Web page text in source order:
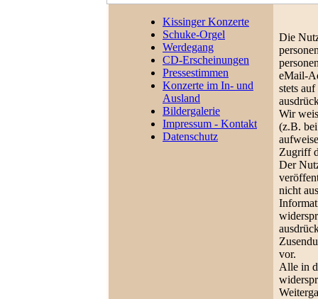
Kissinger Konzerte
Schuke-Orgel
Werdegang
CD-Erscheinungen
Pressestimmen
Konzerte im In- und
Ausland
Bildergalerie
Impressum - Kontakt
Datenschutz
Die
eMail-
stets
Wir
(z.B.
Zugriff
Der
nicht
vor.
Alle in